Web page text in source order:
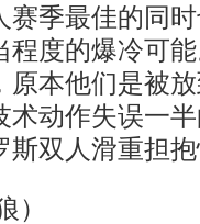
赛季最佳的同
程度的爆冷可
原本他们是被
术动作失误一
斯双人滑重担
）